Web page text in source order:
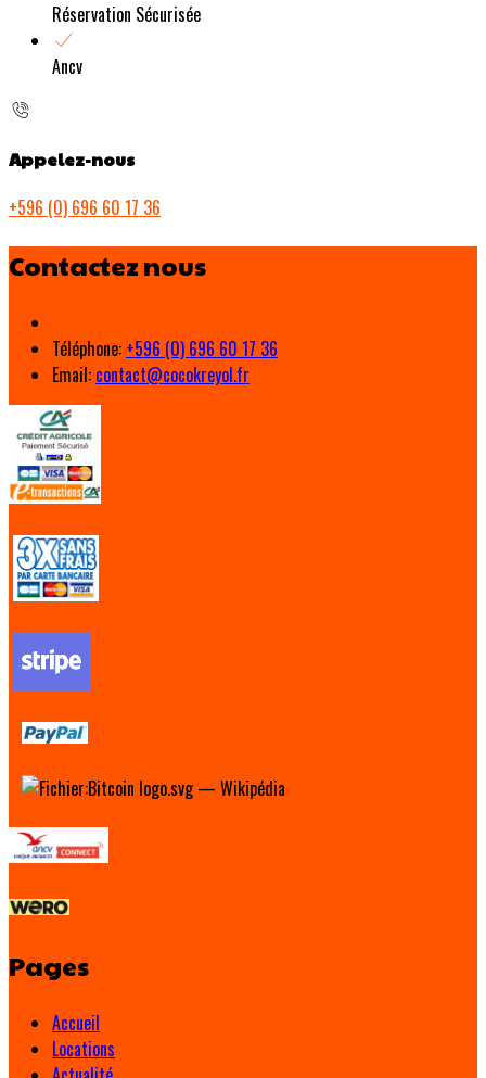
Réservation Sécurisée
Ancv
Appelez-nous
+596 (0) 696 60 17 36
Contactez nous
Téléphone: +596 (0) 696 60 17 36
Email: contact@cocokreyol.fr
Pages
Accueil
Locations